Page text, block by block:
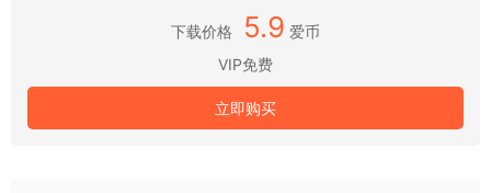
下载价格 5.9 爱币
VIP免费
立即购买